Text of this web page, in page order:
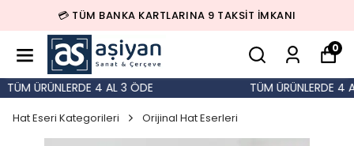
💳 TÜM BANKA KARTLARINA 9 TAKSİT İMKANI
0
TÜM ÜRÜNLERDE 4 AL 3 ÖDE TÜM ÜRÜNLERDE 4
Hat Eseri Kategorileri Orijinal Hat Eserleri